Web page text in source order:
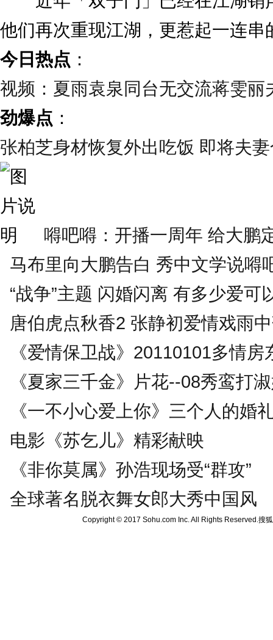
他们再次重现江湖，更惹起一连串
今日热点 ：
视频：夏雨袁泉同台无交流蒋雯丽
劲爆点 ：
张柏芝身材恢复外出吃饭 即将夫
嘚吧嘚：开播一周年 给大鹏
马布里向大鹏告白 秀中文学说嘚
“战争”主题 闪婚闪离 有多少爱可
唐伯虎点秋香2 张静初爱情戏雨
《爱情保卫战》20110101多情房
《夏家三千金》片花--08秀鸾打
《一不小心爱上你》三个人的婚
电影《苏乞儿》精彩献映
《非你莫属》孙浩现场受“群攻”
全球著名脱衣舞女郎大秀中国风
Copyright © 2017 Sohu.com Inc. All Rights Reserved.搜